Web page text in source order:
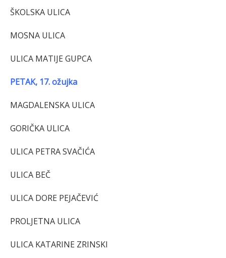
ŠKOLSKA ULICA
MOSNA ULICA
ULICA MATIJE GUPCA
PETAK, 17. ožujka
MAGDALENSKA ULICA
GORIČKA ULICA
ULICA PETRA SVAČIĆA
ULICA BEČ
ULICA DORE PEJAČEVIĆ
PROLJETNA ULICA
ULICA KATARINE ZRINSKI